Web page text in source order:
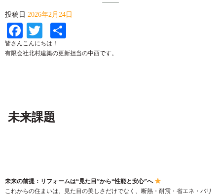
投稿日 2026年2月24日
Facebook
Twitter
有
皆さんこんにちは！
有限会社北村建築の更新担当の中西です。
未来課題
未来の前提：リフォームは“見た目”から“性能と安心”へ
これからの住まいは、見た目の美しさだけでなく、断熱・耐震・省エネ・バリ